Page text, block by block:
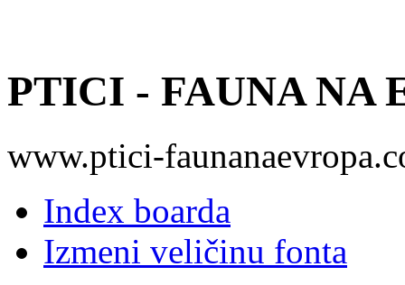
PTICI - FAUNA NA
www.ptici-
Index boarda
Izmeni veličinu fonta